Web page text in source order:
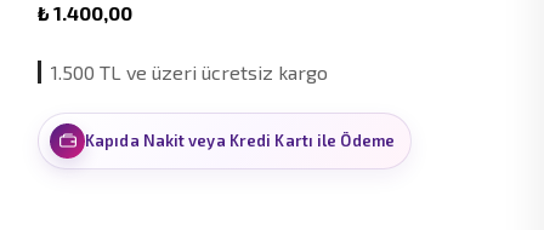
₺ 1.400,00
1.500 TL ve üzeri ücretsiz kargo
Kapıda Nakit veya Kredi Kartı ile Ödeme